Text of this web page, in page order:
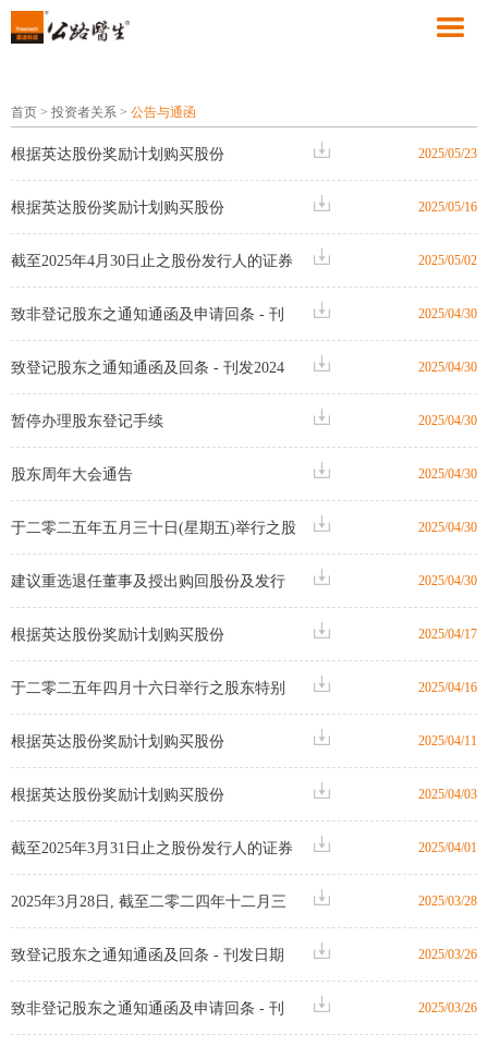
首页 > 投资者关系 > 公告与通函
2025/05/23
根据英达股份奖励计划购买股份
2025/05/16
根据英达股份奖励计划购买股份
2025/05/02
截至2025年4月30日止之股份发行人的证券
变动月报表 2025/04/30
致非登记股东之通知通函及申请回条 - 刊
发2024年度报告、日期为2025年4月30日之
通函，及股东周年大会通告；及代表委任
表格之刊发通知
2025/04/30
致登记股东之通知通函及回条 - 刊发2024
年度报告、日期为2025年4月30日之通函，
及股东周年大会通告及代表委任表格之刊
发通知
2025/04/30
暂停办理股东登记手续
2025/04/30
股东周年大会通告
2025/04/30
于二零二五年五月三十日(星期五)举行之股
东周年大会适用的代表委任表格 2025/04/30
建议重选退任董事及授出购回股份及发行
新股份的一般授权及股东周年大会通告 2025/04/17
根据英达股份奖励计划购买股份
2025/04/16
于二零二五年四月十六日举行之股东特别
大会之投票表决结果 2025/04/11
根据英达股份奖励计划购买股份
2025/04/03
根据英达股份奖励计划购买股份
2025/04/01
截至2025年3月31日止之股份发行人的证券
变动月报表 2025/03/28
2025年3月28日, 截至二零二四年十二月三
十一日止年度之年度业绩公告 2025/03/26
致登记股东之通知通函及回条 - 刊发日期
为2025年3月26日之通函及代表委任表格 2025/03/26
致非登记股东之通知通函及申请回条 - 刊